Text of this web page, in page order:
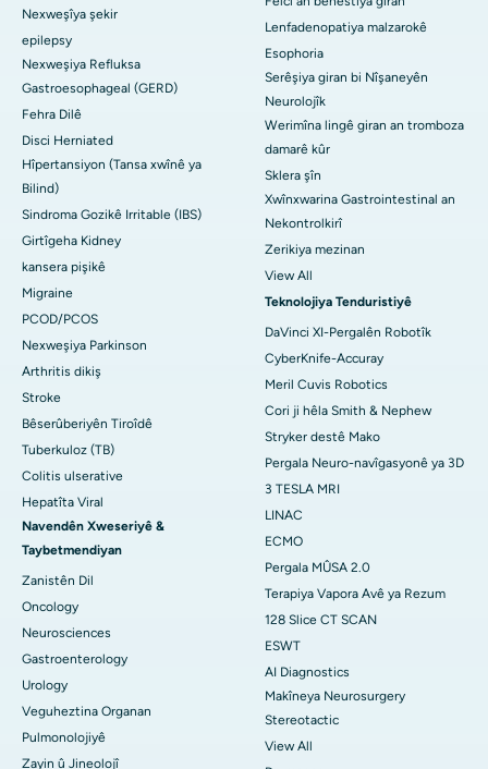
Nexweşîya şekir
epilepsy
Nexweşiya Refluksa
Gastroesophageal (GERD)
Fehra Dilê
Disci Herniated
Hîpertansiyon (Tansa xwînê ya
Bilind)
Sindroma Gozikê Irritable (IBS)
Girtîgeha Kidney
kansera pişikê
Migraine
PCOD/PCOS
Nexweşiya Parkinson
Arthritis dikiş
Stroke
Bêserûberiyên Tiroîdê
Tuberkuloz (TB)
Colitis ulserative
Hepatîta Viral
Navendên Xweseriyê &
Taybetmendiyan
Zanistên Dil
Oncology
Neurosciences
Gastroenterology
Urology
Veguheztina Organan
Pulmonolojiyê
Zayin û Jineolojî
Lenfadenopatiya malzarokê
Esophoria
Serêşiya giran bi Nîşaneyên
Neurolojîk
Werimîna lingê giran an tromboza
damarê kûr
Sklera şîn
Xwînxwarina Gastrointestinal an
Nekontrolkirî
Zerikiya mezinan
View All
Teknolojiya Tenduristiyê
DaVinci XI-Pergalên Robotîk
CyberKnife-Accuray
Meril Cuvis Robotics
Cori ji hêla Smith & Nephew
Stryker destê Mako
Pergala Neuro-navîgasyonê ya 3D
3 TESLA MRI
LINAC
ECMO
Pergala MÛSA 2.0
Terapiya Vapora Avê ya Rezum
128 Slice CT SCAN
ESWT
AI Diagnostics
Makîneya Neurosurgery
Stereotactic
View All